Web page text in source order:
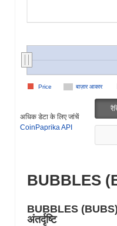
बाज़ार आकार
Price
अधिक डेटा के लिए जांचें
CoinPaprika API
BUBBLES
BUBBLES (BUBS)
अंतर्दृष्टि